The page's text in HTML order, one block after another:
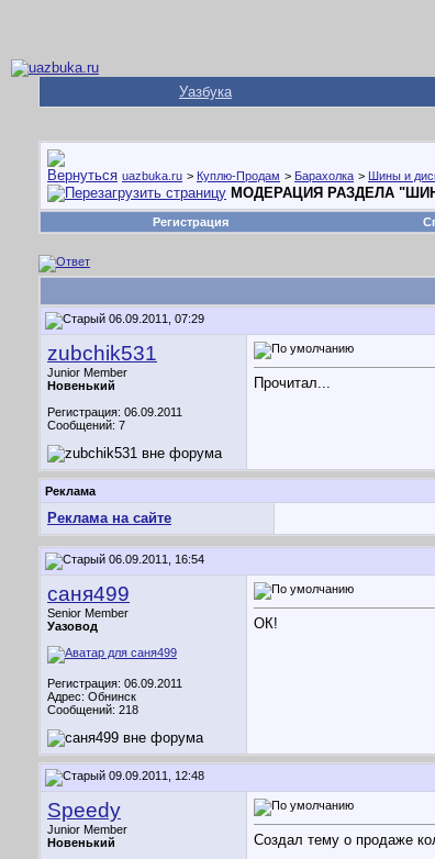
Уазбука
uazbuka.ru > Куплю-Продам > Барахолка > Шины и
МОДЕРАЦИЯ РАЗДЕЛА
Регистрация
06.09.2011, 07:29
zubchik531
Junior Member
Новенький
Регистрация: 06.09.2011
Сообщений: 7
Прочитал...
Реклама
Реклама на сайте
06.09.2011, 16:54
саня499
Senior Member
Уазовод
Регистрация: 06.09.2011
Адрес: Обнинск
Сообщений: 218
ОК!
09.09.2011, 12:48
Speedy
Junior Member
Новенький
Создал тему о продаже